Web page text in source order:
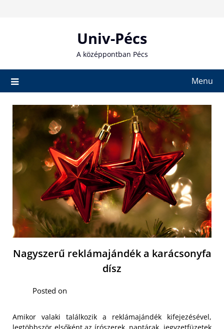
Univ-Pécs
A középpontban Pécs
Menu
Nagyszerű reklámajándék a karácsonyfa
dísz
Posted on
Amikor valaki találkozik a reklámajándék kifejezésével,
legtöbbször elsőként az írószerek, naptárak, jegyzetfüzetek